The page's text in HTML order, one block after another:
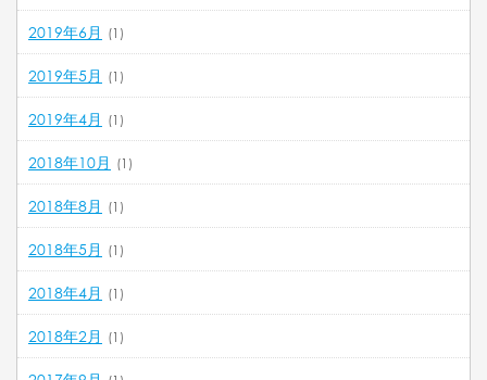
2019年6月 (1)
2019年5月 (1)
2019年4月 (1)
2018年10月 (1)
2018年8月 (1)
2018年5月 (1)
2018年4月 (1)
2018年2月 (1)